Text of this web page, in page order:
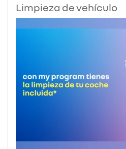
Limpieza de vehículo